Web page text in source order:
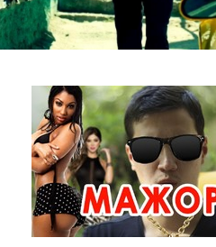
Авто, мото
Знаменитости
Статьи
Обзоры
Рецепты